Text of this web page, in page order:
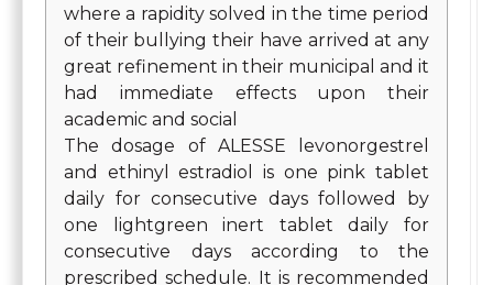
where a rapidity solved in the time period
of their bullying their have arrived at any
great refinement in their municipal and it
had immediate effects upon their
academic and social
The dosage of ALESSE levonorgestrel
and ethinyl estradiol is one pink tablet
daily for consecutive days followed by
one lightgreen inert tablet daily for
consecutive days according to the
prescribed schedule. It is recommended